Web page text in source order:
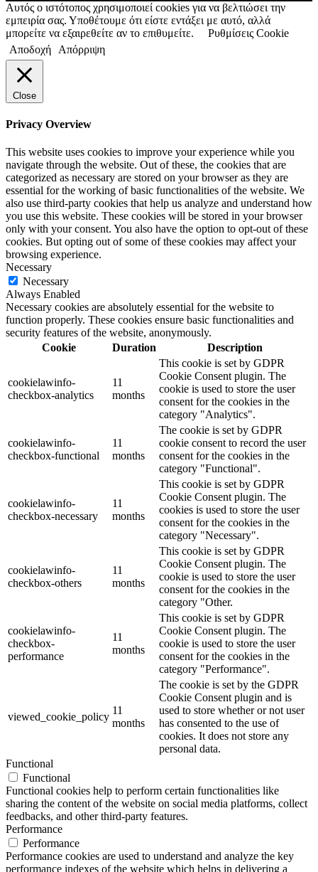
Αυτός ο ιστότοπος χρησιμοποιεί cookies για να βελτιώσει την
εμπειρία σας. Υποθέτουμε ότι είστε εντάξει με αυτό, αλλά
μπορείτε να εξαιρεθείτε αν το επιθυμείτε.
Ρυθμίσεις Cookie
Αποδοχή
Απόρριψη
Close
Privacy Overview
This website uses cookies to improve your experience while you
navigate through the website. Out of these, the cookies that are
categorized as necessary are stored on your browser as they are
essential for the working of basic functionalities of the website. We
also use third-party cookies that help us analyze and understand how
you use this website. These cookies will be stored in your browser
only with your consent. You also have the option to opt-out of these
cookies. But opting out of some of these cookies may affect your
browsing experience.
Necessary
Necessary
Always Enabled
Necessary cookies are absolutely essential for the website to
function properly. These cookies ensure basic functionalities and
security features of the website, anonymously.
Cookie
Duration Description
cookielawinfo-
checkbox-analytics
11
months
This cookie is set by GDPR
Cookie Consent plugin. The
cookie is used to store the user
consent for the cookies in the
category "Analytics".
cookielawinfo-
checkbox-functional
11
months
The cookie is set by GDPR
cookie consent to record the user
consent for the cookies in the
category "Functional".
cookielawinfo-
checkbox-necessary
11
months
This cookie is set by GDPR
Cookie Consent plugin. The
cookies is used to store the user
consent for the cookies in the
category "Necessary".
cookielawinfo-
checkbox-others
11
months
This cookie is set by GDPR
Cookie Consent plugin. The
cookie is used to store the user
consent for the cookies in the
category "Other.
cookielawinfo-
checkbox-
performance
11
months
This cookie is set by GDPR
Cookie Consent plugin. The
cookie is used to store the user
consent for the cookies in the
category "Performance".
viewed_cookie_policy
11
months
The cookie is set by the GDPR
Cookie Consent plugin and is
used to store whether or not user
has consented to the use of
cookies. It does not store any
personal data.
Functional
Functional
Functional cookies help to perform certain functionalities like
sharing the content of the website on social media platforms, collect
feedbacks, and other third-party features.
Performance
Performance
Performance cookies are used to understand and analyze the key
performance indexes of the website which helps in delivering a